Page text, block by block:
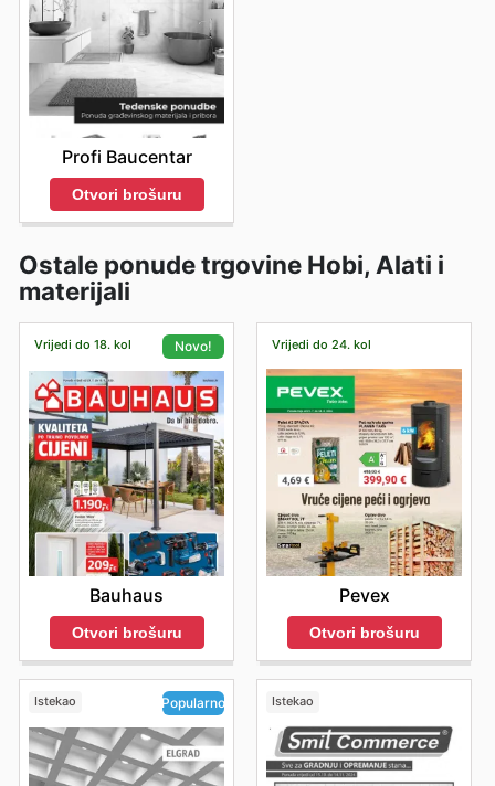
Profi Baucentar
Otvori brošuru
Ostale ponude trgovine Hobi, Alati i
materijali
Vrijedi do 18. kol Novo!
Bauhaus
Otvori brošuru
Vrijedi do 24. kol
Pevex
Otvori brošuru
Istekao Popularno Istekao